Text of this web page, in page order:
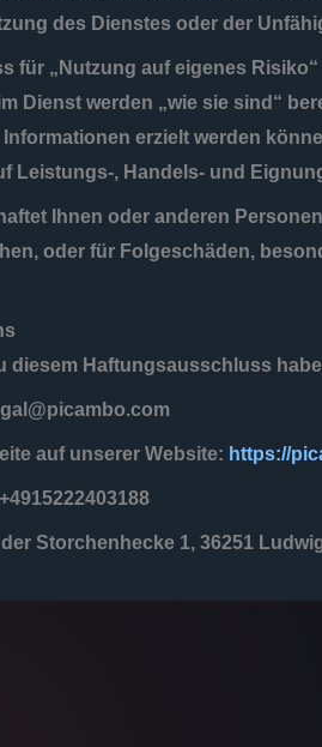
des Dienstes oder der
für „Nutzung auf eigenes Risiko“
Dienst werden „wie sie sind“
erzielt werden
Leistungs-, Handels- und
Ihnen oder anderen
oder für Folgeschäden,
diesem Haftungsausschluss
auf unserer Website: https://
Storchenhecke 1, 36251